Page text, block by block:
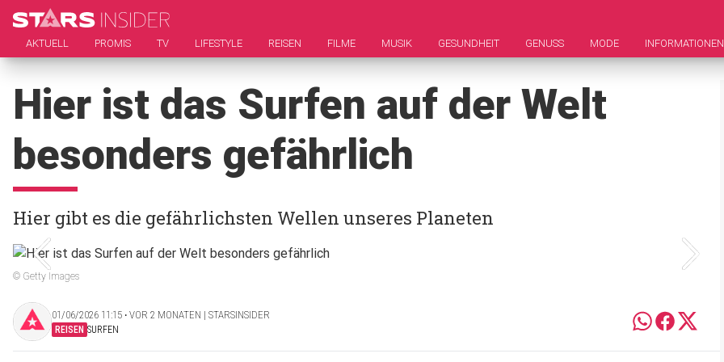
AKTUELL PROMIS TV LIFESTYLE REISEN FILME MUSIK GESUNDHEIT GENUSS MODE INFORMATIONEN
Hier ist das Surfen auf der Welt
besonders gefährlich
Hier gibt es die gefährlichsten Wellen unseres Planeten
© Getty Images
01/06/2026 11:15 ‧ VOR 2 MONATEN | STARSINSIDER
REISEN SURFEN